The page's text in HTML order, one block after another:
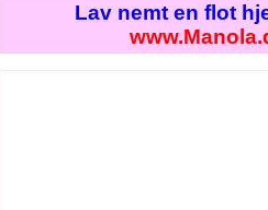
Lav nemt en flot